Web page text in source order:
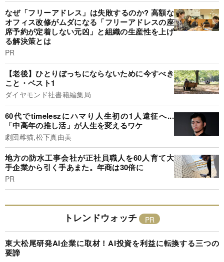
なぜ「フリーアドレス」は失敗するのか? 高額な
オフィス改修がムダになる「フリーアドレスの座
席予約が定着しない元凶」と組織の生産性を上げ
る解決策とは
PR
【老後】ひとりぼっちにならないために今すべき
こと・ベスト1
ダイヤモンド社書籍編集局
60代でtimeleszにハマり人生初の1人遠征へ...
「中高年の推し活」が人生を変えるワケ
劇団雌猫,松下真由美
地方の防水工事会社が正社員職人を60人育て大
手企業から引く手あまた。年商は30倍に
PR
トレンドウォッチ
東大松尾研発AI企業に取材！AI投資を利益に転換する三つの
要諦